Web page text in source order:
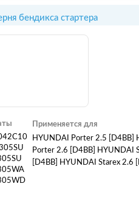
бендикса стартера
Применяется для
HYUNDAI Porter 2.5 [D4BB] HYUNDAI
Porter 2.6 [D4BB] HYUNDAI Starex 2.5
[D4BB] HYUNDAI Starex